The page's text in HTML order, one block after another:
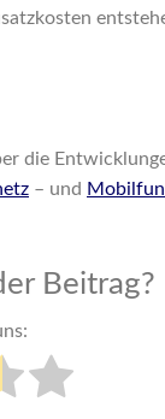
die
– und
Beitrag?